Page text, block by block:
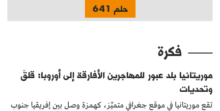
حلم 641
فكرة
موريتانيا بلد عبور للمهاجرين الأفارقة إلى أوروبا: قلقٌ
وتحديات
تقع موريتانيا في موقع جغرافي متميِّز، كهمزة وصل بين إفريقيا جنوب